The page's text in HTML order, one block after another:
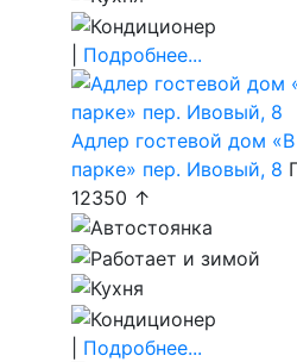
Подробнее...
Адлер гостевой дом
парке» пер. Ивовый, 8
12350 ↑
Подробнее...